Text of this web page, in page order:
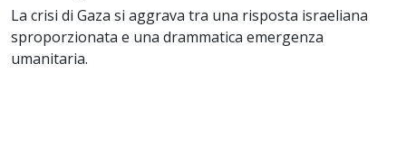
La crisi di Gaza si aggrava tra una risposta israeliana
sproporzionata e una drammatica emergenza
umanitaria.